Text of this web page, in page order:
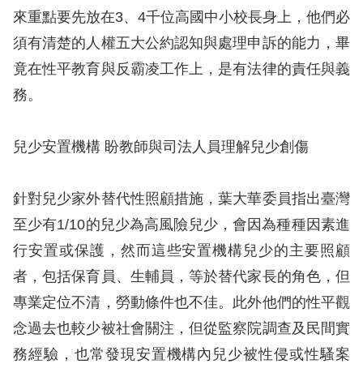
來重點要先放在3、4千位高國中小校長身上，他們必
須有清楚的人權五大公約認知與處理申訴的能力，畢
竟在性平教育與反霸凌工作上，是有法律的責任與義
務。
兒少安置機構 盼教師與司法人員理解兒少創傷
針對兒少家外替代性照顧措施，葉大華委員指出臺灣
至少有1/10的兒少為高風險兒少，會因為種種因素進
行安置或保護，然而這些安置機構兒少的主要照顧
者，包括保育員、生輔員，等於替代家長的角色，但
專業定位不清，勞動條件也不佳。此外他們的性平觀
念過去也較少被社會關注，但從監察院調查及民間實
務經驗，也常發現安置機構內兒少被性侵或性騷案